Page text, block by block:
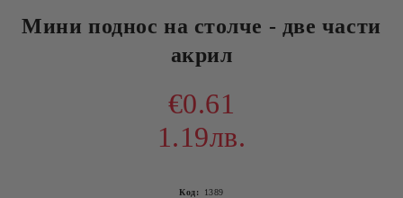
Мини поднос на столче - две части
акрил
€0.61
1.19лв.
Код: 1389